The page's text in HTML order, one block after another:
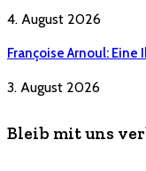
4. August 2026
Françoise Arnoul:
3. August 2026
Bleib mit uns